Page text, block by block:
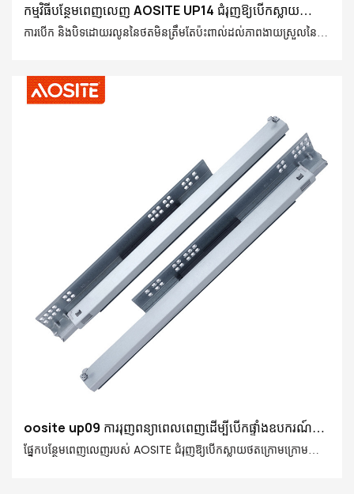
កម្មវិធីបន្ថែមពេញលេញ AOSITE UP14 ជំរុញឱ្យបើកស្លាយ
Undermount Drawer (ជាមួយចំណុចទាញ)
ការបើក និងបិទដោយរលូននៃថតមិនត្រឹមតែប៉ះពាល់ដល់ភាពងាយស្រួលនៃការ
ផងដែរ។ ការជំរុញផ្នែកបន្ថែមពេញលេញរបស់ AOSITE ដើម្បីបើកស្លាយថត
ក្រោមក្រោម ជាមួយនឹងដំណើរការដ៏ល្អឥតខ្ចោះ និងការរចនាប្រកបដោយការ
គិត បានក្លាយជាជម្រើសដ៏ល្អបំផុតសម្រាប់អ្នកប្រើប្រាស់ជាច្រើនក្នុងការ
oosite up09 ការរុញពន្យាពេលពេញដើម្បីបើកផ្ទាំងឧបករណ៍
ស្ទាត់ដែលនៅសេសសល់ (ដោយប្រើចំណុចទាញ)
ផ្នែកបន្ថែមពេញលេញរបស់ AOSITE ជំរុញឱ្យបើកស្លាយថតក្រោមក្រោម